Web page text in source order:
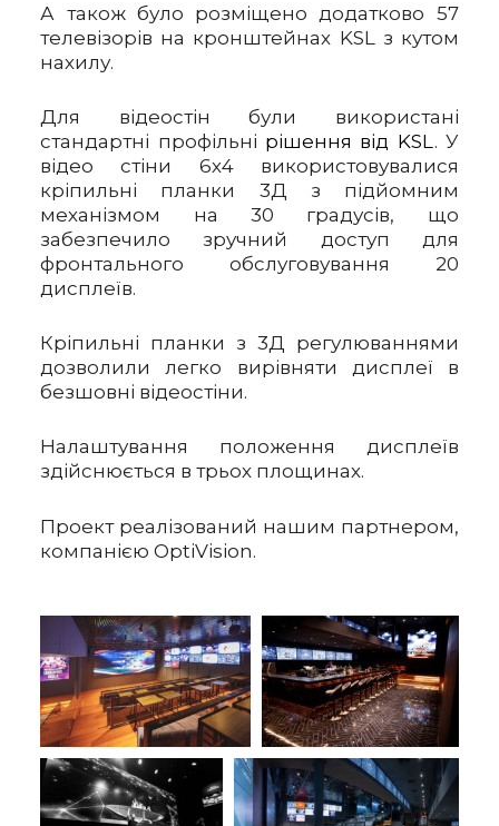
А також було розміщено додатково 57
телевізорів на кронштейнах KSL з кутом
нахилу.
Для відеостін були використані
стандартні профільні рішення від KSL . У
відео стіни 6х4 використовувалися
кріпильні планки 3Д з підйомним
механізмом на 30 градусів, що
забезпечило зручний доступ для
фронтального обслуговування 20
дисплеїв.
Кріпильні планки з 3Д регулюваннями
дозволили легко вирівняти дисплеї в
безшовні відеостіни.
Налаштування положення дисплеїв
здійснюється в трьох площинах.
Проект реалізований нашим партнером,
компанією OptiVision.